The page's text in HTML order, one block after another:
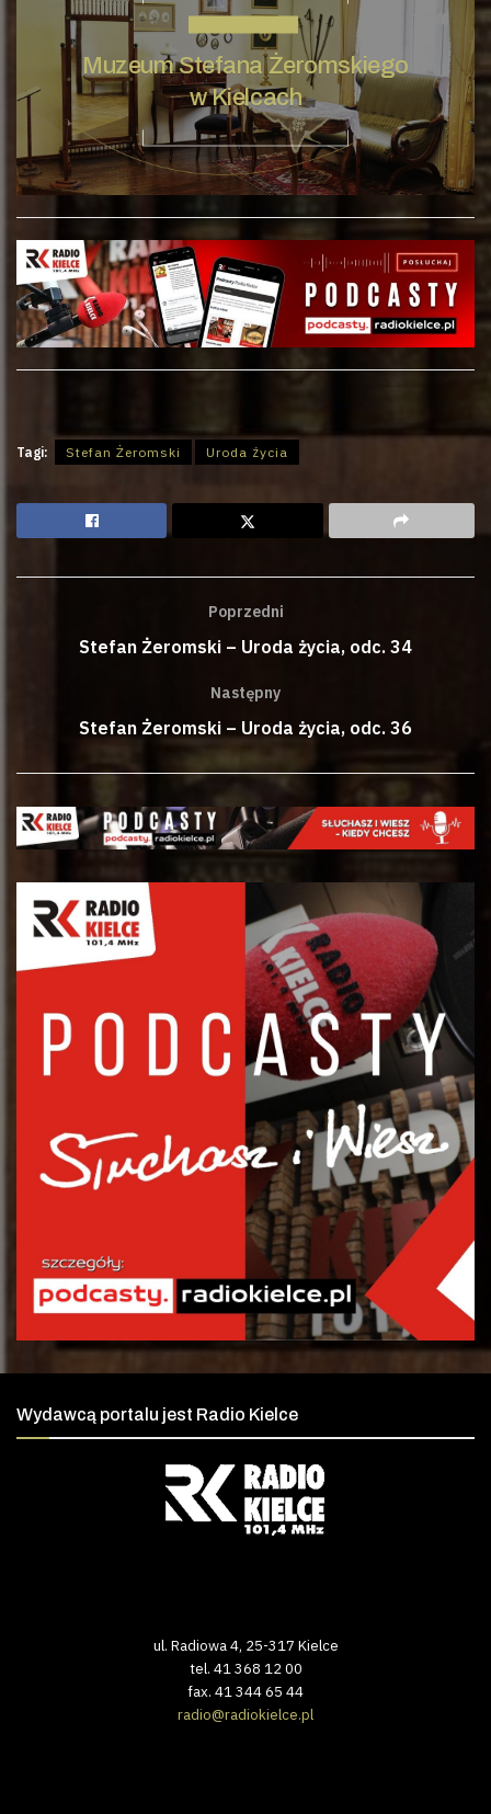
Muzeum Stefana Żeromskiego
w Kielcach
Tagi: Stefan Żeromski Uroda życia
Poprzedni
Stefan Żeromski – Uroda życia, odc. 34
Następny
Stefan Żeromski – Uroda życia, odc. 36
Wydawcą portalu jest Radio Kielce
ul. Radiowa 4, 25-317 Kielce
tel. 41 368 12 00
fax. 41 344 65 44
radio@radiokielce.pl